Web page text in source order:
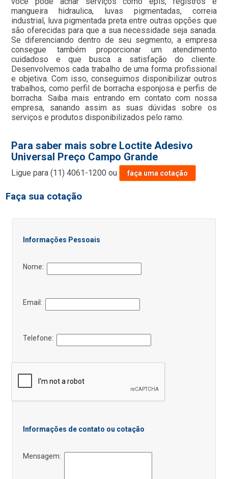
mangueira hidraulica, luvas pigmentadas, correia
industrial, luva pigmentada preta entre outras opções que
são oferecidas para que a sua necessidade seja sanada.
Se diferenciando dentro de seu segmento, a empresa
consegue também proporcionar um atendimento
cuidadoso e que busca a satisfação do cliente.
Desenvolvemos cada trabalho de uma forma profissional
e objetiva. Com isso, conseguimos disponibilizar outros
trabalhos, como perfil de borracha esponjosa e perfis de
borracha. Saiba mais entrando em contato com nossa
empresa, sanando assim as suas dúvidas sobre os
serviços e produtos disponibilizados pelo ramo.
Para saber mais sobre Loctite Adesivo
Universal Preço Campo Grande
Ligue para(11) 4061-1200 ou faça uma cotação
Faça sua cotação
Informações Pessoais
Nome:
Email:
Telefone:
Informações de contato ou cotação
Mensagem: